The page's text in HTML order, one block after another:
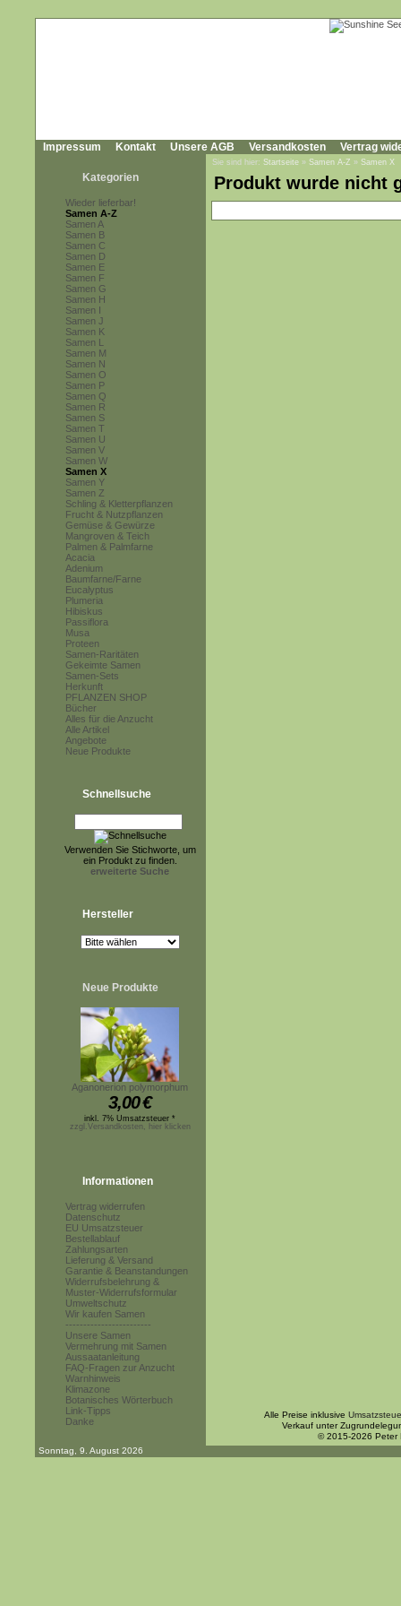
Impressum Kontakt Unsere AGB Versandkosten Vertrag
Kategorien
Wieder lieferbar!
Samen A-Z
Samen A
Samen B
Samen C
Samen D
Samen E
Samen F
Samen G
Samen H
Samen I
Samen J
Samen K
Samen L
Samen M
Samen N
Samen O
Samen P
Samen Q
Samen R
Samen S
Samen T
Samen U
Samen V
Samen W
Samen X
Samen Y
Samen Z
Schling & Kletterpflanzen
Frucht & Nutzpflanzen
Gemüse & Gewürze
Mangroven & Teich
Palmen & Palmfarne
Acacia
Adenium
Baumfarne/Farne
Eucalyptus
Plumeria
Hibiskus
Passiflora
Musa
Proteen
Samen-Raritäten
Gekeimte Samen
Samen-Sets
Herkunft
PFLANZEN SHOP
Bücher
Alles für die Anzucht
Alle Artikel
Angebote
Neue Produkte
Schnellsuche
Verwenden Sie Stichworte, um
ein Produkt zu finden.
erweiterte Suche
Hersteller
Neue Produkte
Aganonerion polymorphum
3,00€
inkl. 7% Umsatzsteuer *
zzgl.Versandkosten, hier klicken
Informationen
Vertrag widerrufen
Datenschutz
EU Umsatzsteuer
Bestellablauf
Zahlungsarten
Lieferung & Versand
Garantie & Beanstandungen
Widerrufsbelehrung &
Muster-Widerrufsformular
Umweltschutz
Wir kaufen Samen
------------------------
Unsere Samen
Vermehrung mit Samen
Aussaatanleitung
FAQ-Fragen zur Anzucht
Warnhinweis
Klimazone
Botanisches Wörterbuch
Link-Tipps
Danke
Sie sind hier: Startseite » Samen A-Z » Samen X
Produkt wurde nicht
Alle Preise inklusive
Verkauf unter
© 2015-2026 Peter
Sonntag, 9. August 2026